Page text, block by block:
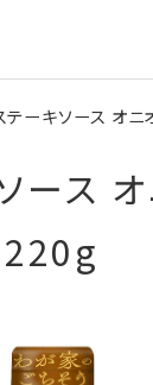
テーキソース オニ
ース
220g